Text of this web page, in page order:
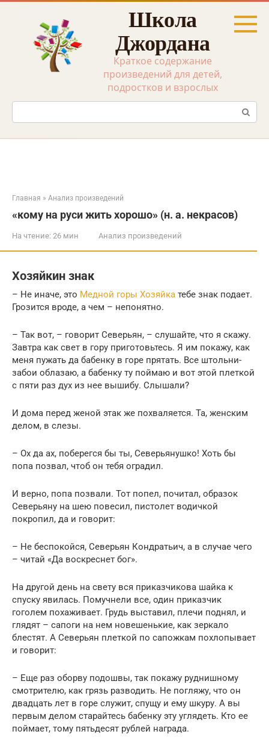
Перейти
Школа
Джордана
Краткое содержание
произведений для детей,
подростков и взрослых
Поиск:
Главная » Анализ произведений
«кому на руси жить хорошо» (н. а. некрасов)
На чтение: 26 мин Анализ произведений
Хозяйкин знак
– Не иначе, это Медной горы Хозяйка тебе знак подает.
Грозится вроде, а чем – непонятно.
– Так вот, – говорит Северьян, – слушайте, что я скажу.
Завтра как свет в гору приготовьтесь. Я им покажу, как
меня пужать да бабенку в горе прятать. Все штольни-
забои облазаю, а бабенку ту поймаю и вот этой плеткой
с пяти раз дух из нее вышибу. Слышали?
И дома перед женой этак же похваляется. Та, женским
делом, в слезы.
– Ох да ах, поберегся бы ты, Северьянушко! Хоть бы
попа позвал, чтоб он тебя оградил.
И верно, попа позвали. Тот попел, почитал, образок
Северьяну на шею повесил, пистолет водичкой
покропил, да и говорит:
– Не беспокойся, Северьян Кондратьич, а в случае чего
– читай «Да воскреснет бог».
На другой день на свету вся приказчикова шайка к
спуску явилась. Помучнели все, один приказчик
гоголем похаживает. Грудь выставил, плечи поднял, и
глядят – сапоги на нем новешенькие, как зеркало
блестят. А Северьян плеткой по сапожкам похлопывает
и говорит:
– Еще раз оборву подошвы, так покажу руднишному
смотрителю, как грязь разводить. Не погляжу, что он
двадцать лет в горе служит, спущу и ему шкуру. А вы
первым делом старайтесь бабенку эту углядеть. Кто ее
поймает, тому пятьдесят рублей награда.